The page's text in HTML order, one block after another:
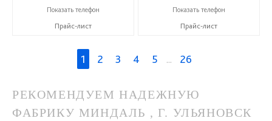
+7 (499) 124-00-33
Показать телефон
Прайс-лист
+7 (499) 124-00-33
Показать телефон
Прайс-лист
1 2 3 4 5 ... 26
РЕКОМЕНДУЕМ НАДЕЖНУЮ
ФАБРИКУ МИНДАЛЬ , Г. УЛЬЯНОВСК